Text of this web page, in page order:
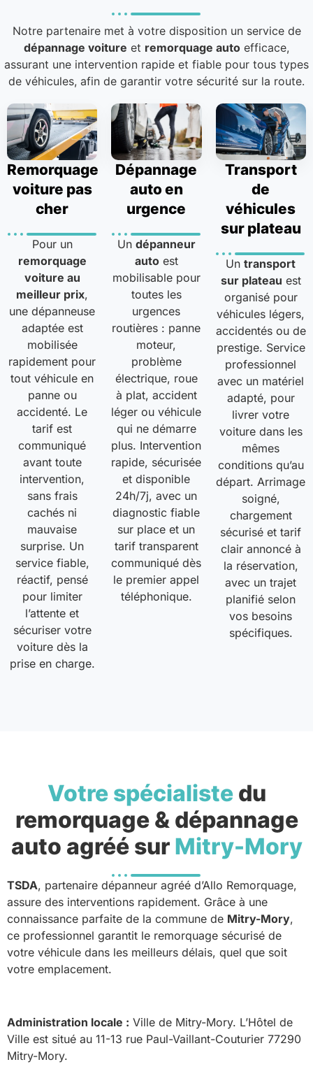
Notre partenaire met à votre disposition un service de
dépannage voiture et remorquage auto efficace,
assurant une intervention rapide et fiable pour tous types
de véhicules, afin de garantir votre sécurité sur la route.
Remorquage
voiture pas
cher
Pour un
remorquage
voiture au
meilleur prix,
une dépanneuse
adaptée est
mobilisée
rapidement pour
tout véhicule en
panne ou
accidenté. Le
tarif est
communiqué
avant toute
intervention,
sans frais
cachés ni
mauvaise
surprise. Un
service fiable,
réactif, pensé
pour limiter
l’attente et
sécuriser votre
voiture dès la
prise en charge.
Dépannage
auto en
urgence
Un dépanneur
autoest
mobilisable pour
toutes les
urgences
routières : panne
moteur,
problème
électrique, roue
à plat, accident
léger ou véhicule
qui ne démarre
plus. Intervention
rapide, sécurisée
et disponible
24h/7j, avec un
diagnostic fiable
sur place et un
tarif transparent
communiqué dès
le premier appel
téléphonique.
Transport
de
véhicules
sur plateau
Untransport
sur plateau est
organisé pour
véhicules légers,
accidentés ou de
prestige. Service
professionnel
avec un matériel
adapté, pour
livrer votre
voiture dans les
mêmes
conditions qu’au
départ. Arrimage
soigné,
chargement
sécurisé et tarif
clair annoncé à
la réservation,
avec un trajet
planifié selon
vos besoins
spécifiques.
Votre spécialistedu
remorquage & dépannage
auto agréé sur Mitry-Mory
TSDA, partenaire dépanneur agréé d’Allo Remorquage,
assure des interventions rapidement. Grâce à une
connaissance parfaite de la commune de Mitry-Mory,
ce professionnel garantit le remorquage sécurisé de
votre véhicule dans les meilleurs délais, quel que soit
votre emplacement.
Administration locale : Ville de Mitry-Mory. L’Hôtel de
Ville est situé au 11-13 rue Paul-Vaillant-Couturier 77290
Mitry-Mory.